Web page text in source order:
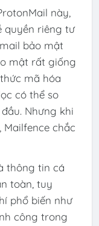
này,
quyền riêng tư
bảo mật
mật rất giống
mã hóa
có thể so
Nhưng khi
chắc
thông tin cá
toàn, tuy
phổ biến như
công trong